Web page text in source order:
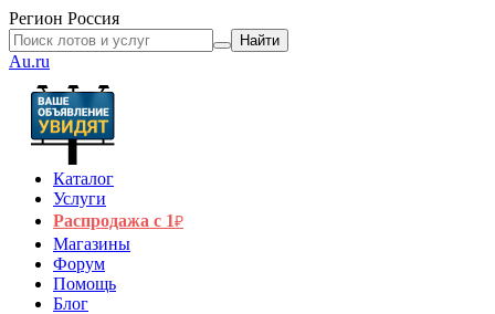
Регион Россия
Найти
Au.ru
Каталог
Услуги
Распродажа с 1₽
Магазины
Форум
Помощь
Блог